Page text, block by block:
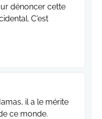
dénoncer cette
C'est
il a le mérite
ce monde.